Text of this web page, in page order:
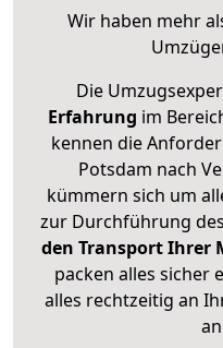
Wir haben mehr
Die
Erfahrung im
kennen die
Potsdam nach
kümmern sich um
zur Durchführung
den Transport Ihrer
packen alles sicher
alles rechtzeitig an